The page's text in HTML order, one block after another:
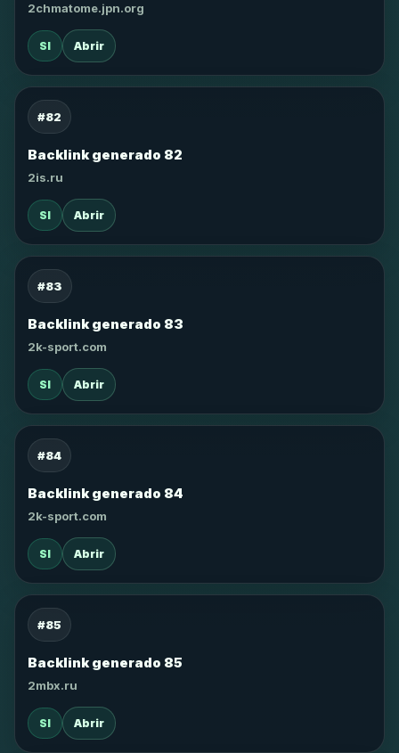
2chmatome.jpn.org
SI Abrir
#82
Backlink generado 82
2is.ru
SI Abrir
#83
Backlink generado 83
2k-sport.com
SI Abrir
#84
Backlink generado 84
2k-sport.com
SI Abrir
#85
Backlink generado 85
2mbx.ru
SI Abrir